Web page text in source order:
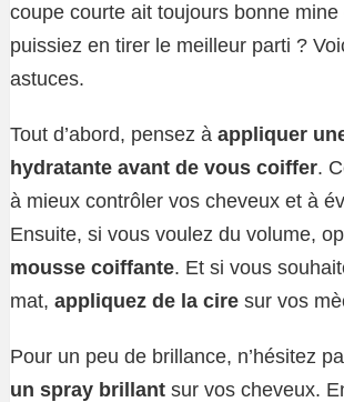
coupe courte ait toujours bonne
puissiez en tirer le meilleur parti ?
astuces.
Tout d’abord, pensez à appliquer
hydratante avant de vous coiffer.
à mieux contrôler vos cheveux et à
Ensuite, si vous voulez du volume,
mousse coiffante. Et si vous
mat, appliquez de la cire sur vos
Pour un peu de brillance, n’hésitez
un spray brillant sur vos cheveux.